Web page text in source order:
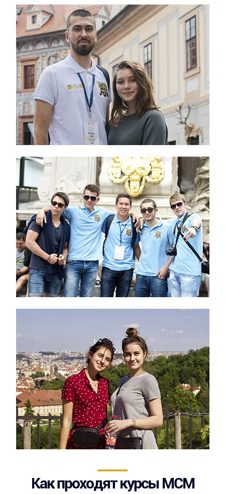
Как проходят курсы МСМ